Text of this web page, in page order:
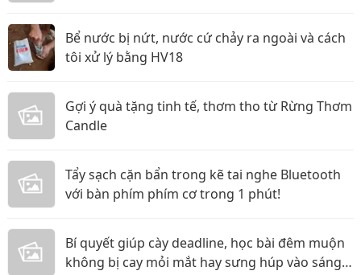
Bể nước bị nứt, nước cứ chảy ra ngoài và cách
tôi xử lý bằng HV18
Gợi ý quà tặng tinh tế, thơm tho từ Rừng Thơm
Candle
Tẩy sạch cặn bẩn trong kẽ tai nghe Bluetooth
với bàn phím phím cơ trong 1 phút!
Bí quyết giúp cày deadline, học bài đêm muộn
không bị cay mỏi mắt hay sưng húp vào sáng